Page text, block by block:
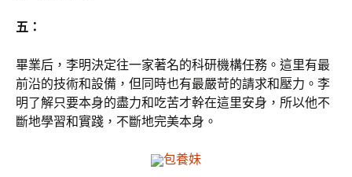
五：
畢業后，李明決定往一家著名的科研機構任務。這里有最
前沿的技術和設備，但同時也有最嚴苛的請求和壓力。李
明了解只要本身的盡力和吃苦才幹在這里安身，所以他不
斷地學習和實踐，不斷地完美本身。
包養妹